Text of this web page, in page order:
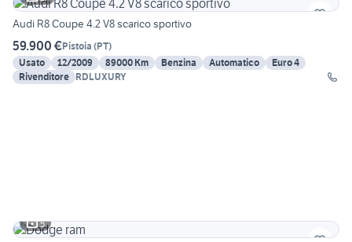
Audi R8 Coupe 4.2 V8 scarico sportivo
59.900 €Pistoia (PT)
Usato
12/2009 89000 Km Benzina Automatico
Euro 4
Rivenditore RDLUXURY
5